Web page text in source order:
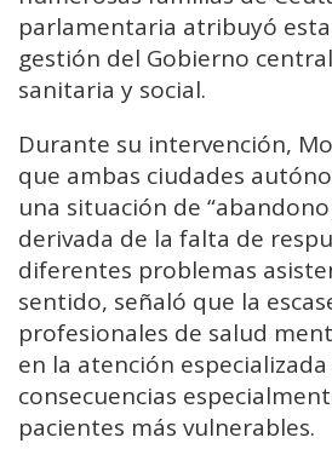
parlamentaria atribuyó
gestión del Gobierno
sanitaria y social.
Durante su intervención,
que ambas ciudades
una situación de
derivada de la falta de
diferentes problemas
sentido, señaló que la
profesionales de salud
en la atención
consecuencias
pacientes más vulnerables.